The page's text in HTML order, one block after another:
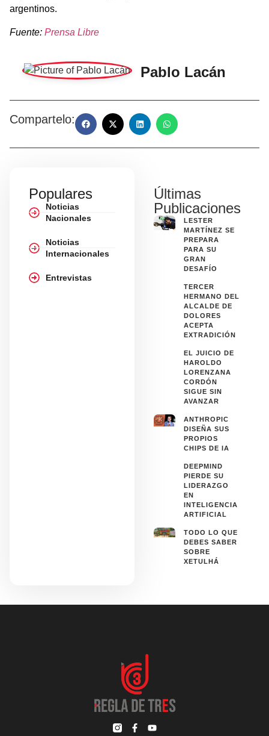
argentinos.
Fuente: Prensa Libre
Pablo Lacán
Compartelo:
Populares
Noticias
Nacionales
Noticias
Internacionales
Entrevistas
Últimas
Publicaciones
LESTER
MARTÍNEZ SE
PREPARA
PARA SU
GRAN
DESAFÍO
TERCER
HERMANO DEL
ALCALDE DE
DOLORES
ACEPTA
EXTRADICIÓN
EL JUICIO DE
HAROLDO
LORENZANA
CORDÓN
SIGUE SIN
AVANZAR
ANTHROPIC
DISEÑA SUS
PROPIOS
CHIPS DE IA
DEEPMIND
PIERDE SU
LIDERAZGO
EN
INTELIGENCIA
ARTIFICIAL
TODO LO QUE
DEBES SABER
SOBRE
XETULHÁ